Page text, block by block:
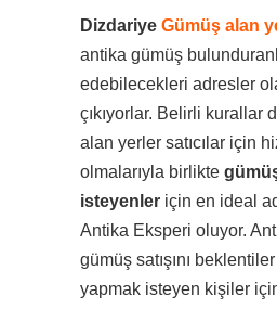
Dizdariye Gümüş alan
antika gümüş
edebilecekleri adresler
çıkıyorlar. Belirli kurallar
alan yerler satıcılar için
olmalarıyla birlikte
isteyenler için en ideal
Antika Eksperi oluyor.
gümüş satışını
yapmak isteyen kişiler için